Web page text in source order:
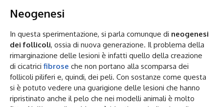
Neogenesi
In questa sperimentazione, si parla comunque di neogenesi
dei follicoli, ossia di nuova generazione. Il problema della
rimarginazione delle lesioni è infatti quello della creazione
di cicatrici fibrose che non portano alla scomparsa dei
follicoli piliferi e, quindi, dei peli. Con sostanze come questa
si è potuto vedere una guarigione delle lesioni che hanno
ripristinato anche il pelo che nei modelli animali è molto